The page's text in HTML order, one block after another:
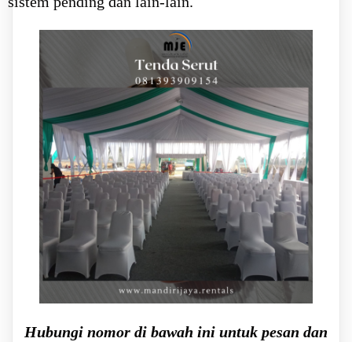
Hubungi nomor di bawah ini untuk pesan dan